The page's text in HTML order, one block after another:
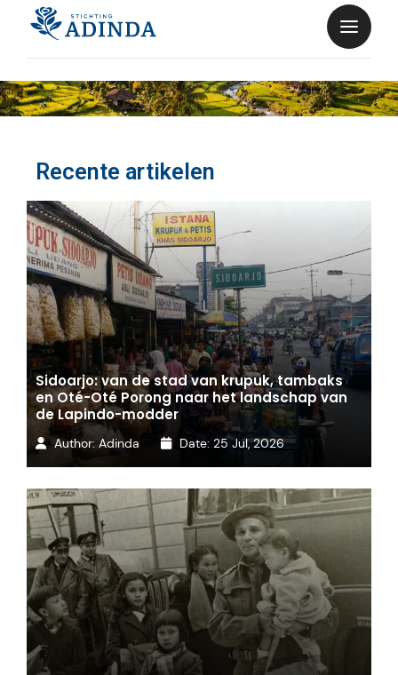
Recente artikelen
Sidoarjo: van de stad van krupuk, tambaks
en Oté-Oté Porong naar het landschap van
de Lapindo-modder
Author:Adinda Date: 25 Jul, 2026